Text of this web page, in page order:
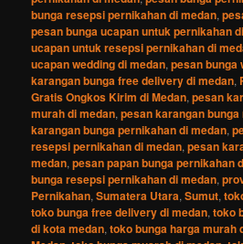
bunga resepsi pernikahan di medan,
pesan bunga ucapan untuk pernikahan
ucapan untuk resepsi pernikahan di
ucapan wedding di medan,pesan bunga
karangan bunga free delivery di medan,
Gratis Ongkos Kirim di Medan,pesan
murah di medan,pesan karangan
karangan bunga pernikahan di medan,
resepsi pernikahan di medan,pesan
medan,pesan papan bunga pernikahan
bunga resepsi pernikahan di medan,
Pernikahan,Sumatera Utara,Sumut,
toko bunga free delivery di medan,toko
di kota medan,toko bunga harga murah